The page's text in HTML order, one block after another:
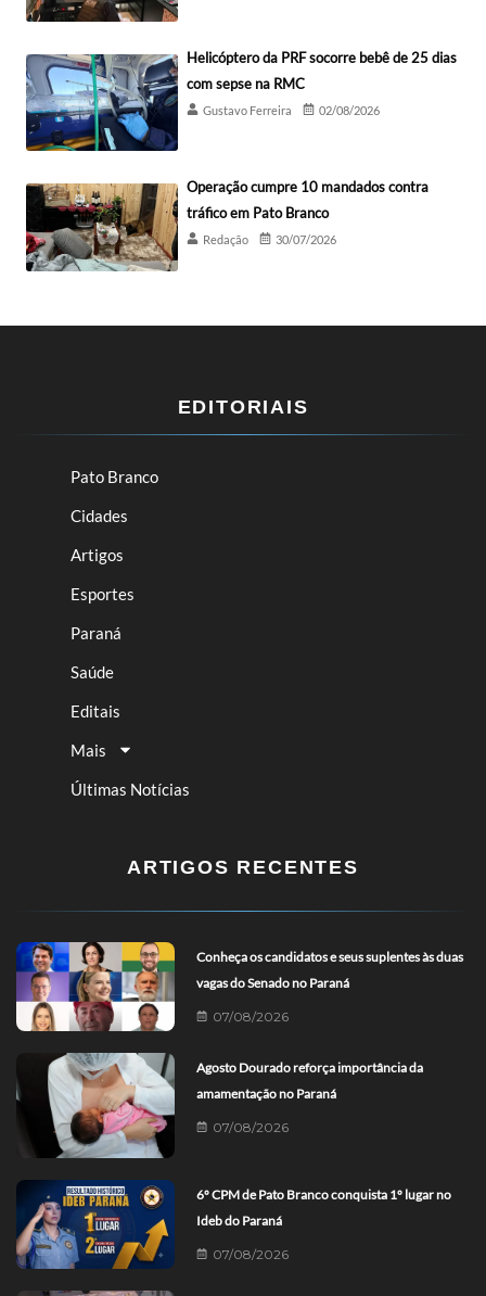
Helicóptero da PRF socorre bebê de 25 dias
com sepse na RMC
Gustavo Ferreira 02/08/2026
Operação cumpre 10 mandados contra
tráfico em Pato Branco
Redação 30/07/2026
EDITORIAIS
Pato Branco
Cidades
Artigos
Esportes
Paraná
Saúde
Editais
Mais
Últimas Notícias
ARTIGOS RECENTES
Conheça os candidatos e seus suplentes às duas
vagas do Senado no Paraná
07/08/2026
Agosto Dourado reforça importância da
amamentação no Paraná
07/08/2026
6º CPM de Pato Branco conquista 1º lugar no
Ideb do Paraná
07/08/2026